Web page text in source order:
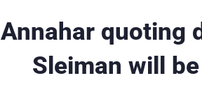
Annahar quoting
Sleiman will